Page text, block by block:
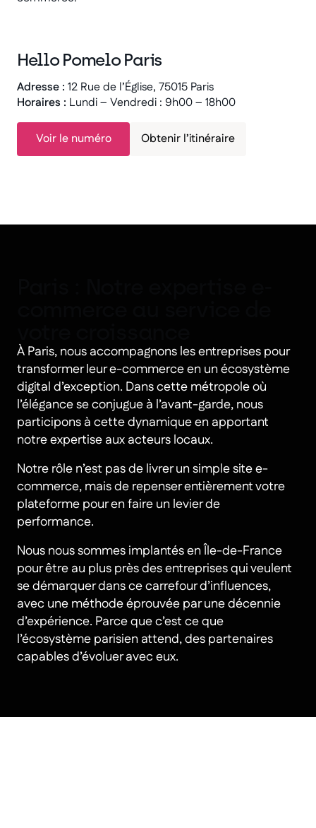
Hello Pomelo Paris
Adresse : 12 Rue de l’Église, 75015 Paris
Horaires : Lundi – Vendredi : 9h00 – 18h00
Voir le numéro Obtenir l’itinéraire
À Paris, nous accompagnons les entreprises pour
transformer leur e-commerce en un écosystème
digital d’exception. Dans cette métropole où
l’élégance se conjugue à l’avant-garde, nous
participons à cette dynamique en apportant
notre expertise aux acteurs locaux.
Notre rôle n’est pas de livrer un simple site e-
commerce, mais de repenser entièrement votre
plateforme pour en faire un levier de
performance.
Nous nous sommes implantés en Île-de-France
pour être au plus près des entreprises qui veulent
se démarquer dans ce carrefour d’influences,
avec une méthode éprouvée par une décennie
d’expérience. Parce que c’est ce que
l’écosystème parisien attend, des partenaires
capables d’évoluer avec eux.